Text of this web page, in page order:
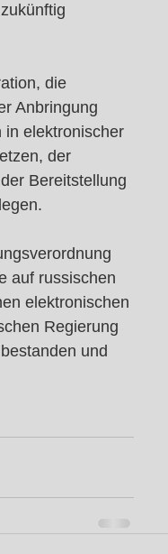
die
Anbringung
in elektronischer
der
Bereitstellung
auf russischen
elektronischen
Regierung
und